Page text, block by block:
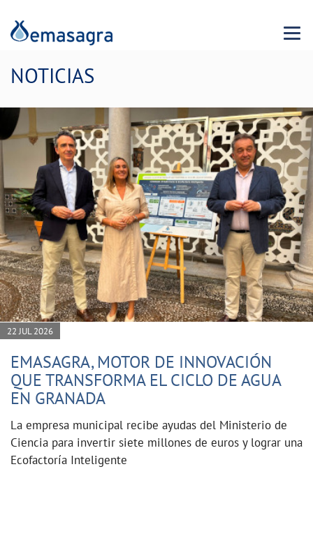
Menu
NOTICIAS
22 JUL 2026
EMASAGRA, MOTOR DE INNOVACIÓN
QUE TRANSFORMA EL CICLO DE AGUA
EN GRANADA
La empresa municipal recibe ayudas del Ministerio de
Ciencia para invertir siete millones de euros y lograr una
Ecofactoría Inteligente